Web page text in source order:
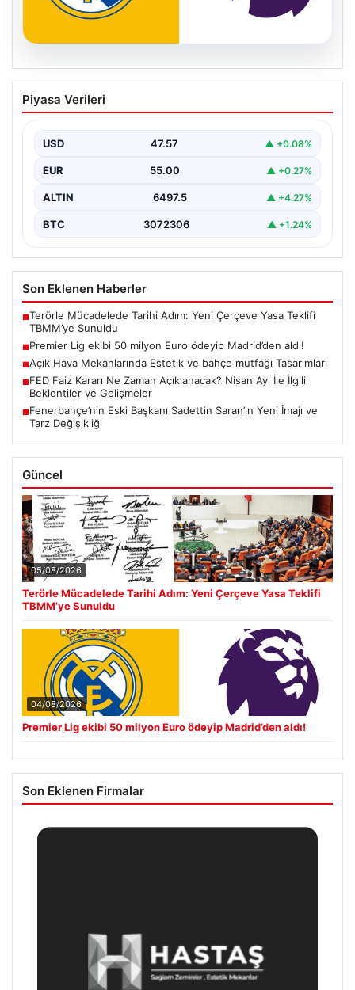
04.08.2026
Premier Lig ekibi 50 milyon Euro ödeyip
Madrid’den aldı!
Piyasa Verileri
USD 47.57 ▲ +0.08%
EUR 55.00 ▲ +0.27%
ALTIN 6497.5 ▲ +4.27%
BTC 3072306 ▲ +1.24%
Son Eklenen Haberler
■Terörle Mücadelede Tarihi Adım: Yeni Çerçeve Yasa Teklifi
TBMM’ye Sunuldu
■Premier Lig ekibi 50 milyon Euro ödeyip Madrid’den aldı!
■Açık Hava Mekanlarında Estetik ve bahçe mutfağı Tasarımları
■FED Faiz Kararı Ne Zaman Açıklanacak? Nisan Ayı İle İlgili
Beklentiler ve Gelişmeler
■Fenerbahçe’nin Eski Başkanı Sadettin Saran’ın Yeni İmajı ve
Tarz Değişikliği
Güncel
05/08/2026
Terörle Mücadelede Tarihi Adım: Yeni Çerçeve Yasa Teklifi
TBMM’ye Sunuldu
04/08/2026
Premier Lig ekibi 50 milyon Euro ödeyip Madrid’den aldı!
Son Eklenen Firmalar